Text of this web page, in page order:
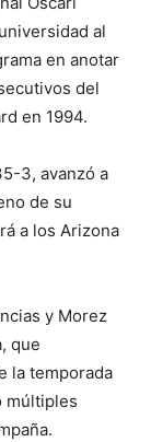
al
en anotar
del
en 1994.
3, avanzó a
de su
a los Arizona
y Morez
que
la temporada
múltiples